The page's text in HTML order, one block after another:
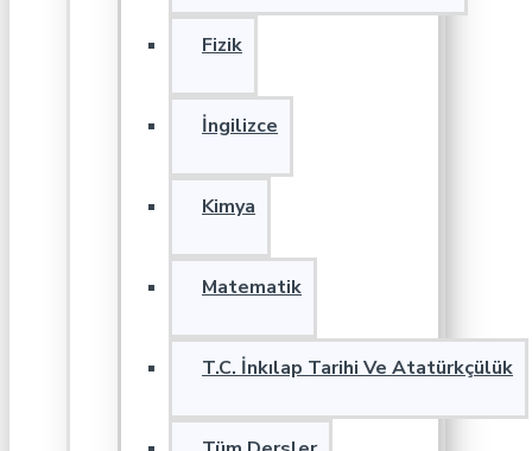
Fizik
İngilizce
Kimya
Matematik
T.C. İnkılap Tarihi Ve Atatürkçülük